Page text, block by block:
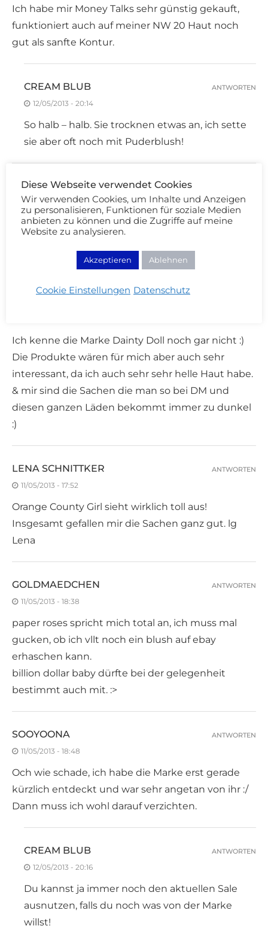
Ich habe mir Money Talks sehr günstig gekauft,
funktioniert auch auf meiner NW 20 Haut noch
gut als sanfte Kontur.
CREAM BLUB
12/05/2013 - 20:14
So halb – halb. Sie trocknen etwas an, ich sette
sie aber oft noch mit Puderblush!
ANTWORTEN
BEAUTYHEARTS44
11/05/2013 - 16:44
Die Farben sind wunderschön!
Ich kenne die Marke Dainty Doll noch gar nicht :)
Die Produkte wären für mich aber auch sehr
interessant, da ich auch sehr sehr helle Haut habe.
& mir sind die Sachen die man so bei DM und
diesen ganzen Läden bekommt immer zu dunkel
:)
LENA SCHNITTKER
11/05/2013 - 17:52
Orange County Girl sieht wirklich toll aus!
Insgesamt gefallen mir die Sachen ganz gut. lg
Lena
ANTWORTEN
GOLDMAEDCHEN
11/05/2013 - 18:38
paper roses spricht mich total an, ich muss mal
gucken, ob ich vllt noch ein blush auf ebay
erhaschen kann.
billion dollar baby dürfte bei der gelegenheit
bestimmt auch mit. :>
ANTWORTEN
SOOYOONA
11/05/2013 - 18:48
Och wie schade, ich habe die Marke erst gerade
kürzlich entdeckt und war sehr angetan von ihr :/
Dann muss ich wohl darauf verzichten.
ANTWORTEN
CREAM BLUB
12/05/2013 - 20:16
Du kannst ja immer noch den aktuellen Sale
ausnutzen, falls du noch was von der Marke
willst!
ANTWORTEN
Diese Webseite verwendet Cookies
Wir verwenden Cookies, um Inhalte und Anzeigen
zu personalisieren, Funktionen für soziale Medien
anbieten zu können und die Zugriffe auf meine
Website zu analysieren.
Akzeptieren Ablehnen
Cookie Einstellungen Datenschutz